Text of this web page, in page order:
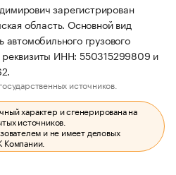
зарегистрирован
область. Основной вид
автомобильного грузового
ИНН: 550315299809 и
источников.
характер и сгенерирована на
источников.
и не имеет деловых